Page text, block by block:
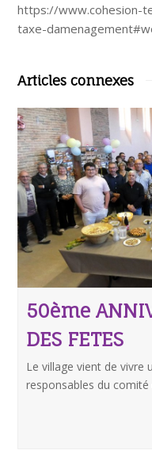
https://www.cohesion-
taxe-
Articles connexes
50ème
DES FETES
Le village vient de vivre
responsables du